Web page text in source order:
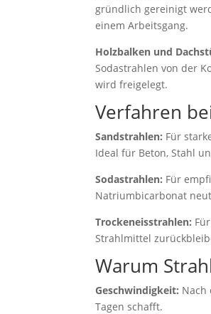
gründlich gereinigt
einem Arbeitsgang.
Holzbalken und
Sodastrahlen von der
wird freigelegt.
Verfahren
Sandstrahlen: Für
Ideal für Beton, Stahl
Sodastrahlen: Für
Natriumbicarbonat
Trockeneisstrahlen:
Strahlmittel
Warum
Geschwindigkeit: Nach
Tagen schafft.